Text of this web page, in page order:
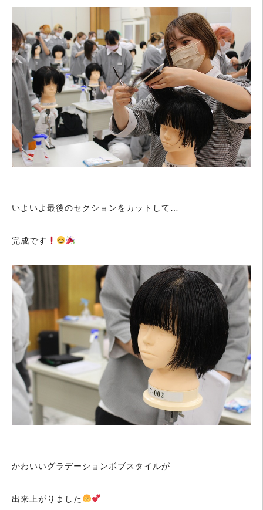
いよいよ最後のセクションをカットして…
完成です
かわいいグラデーションボブスタイルが
出来上がりました